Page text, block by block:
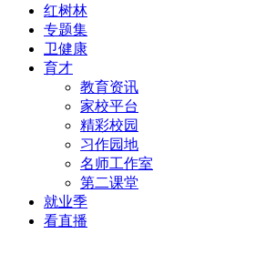
红树林
专题集
卫健康
育才
教育资讯
家校平台
精彩校园
习作园地
名师工作室
第二课堂
就业季
看直播